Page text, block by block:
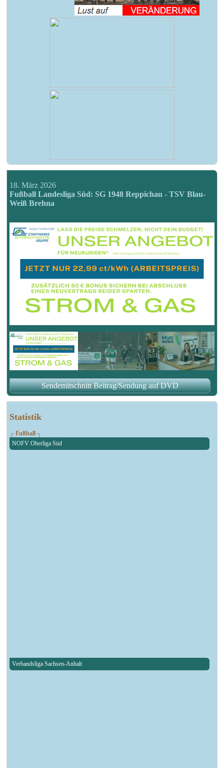
Statistik
┌ Fußball ┐
NOFV Oberliga Süd
Verbandsliga Sachsen-Anhalt
18. März 2026
Fußball Landesliga Süd: SG 1948 Reppichau - TSV Blau-
Weiß Brehna
Sendemitschnitt Beitrag/Sendung auf DVD